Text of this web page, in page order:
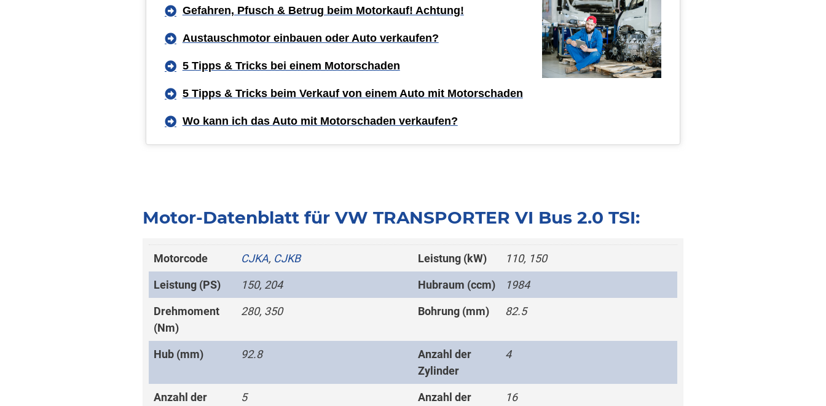
Gefahren, Pfusch & Betrug beim Motorkauf! Achtung!
Austauschmotor einbauen oder Auto verkaufen?
5 Tipps & Tricks bei einem Motorschaden
5 Tipps & Tricks beim Verkauf von einem Auto mit Motorschaden
Wo kann ich das Auto mit Motorschaden verkaufen?
Motor-Datenblatt für VW TRANSPORTER VI Bus 2.0 TSI:
Motorcode CJKA, CJKB Leistung (kW) 110, 150
Leistung (PS) 150, 204 Hubraum (ccm) 1984
Drehmoment
(Nm)
280, 350 Bohrung (mm) 82.5
Hub (mm) 92.8
Anzahl der
Zylinder
4
Anzahl der
5
Anzahl der
16